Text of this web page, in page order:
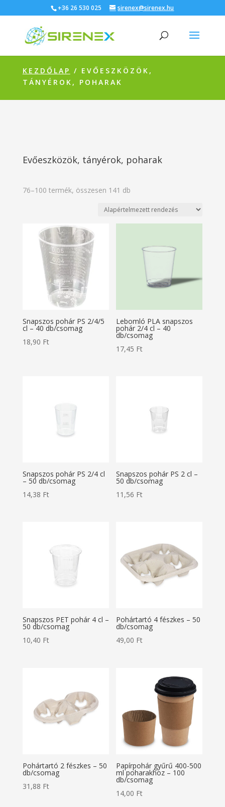
+36 26 530 025 sirenex@sirenex.hu
KEZDŐLAP / EVŐESZKÖZÖK,
TÁNYÉROK, POHARAK
Evőeszközök, tányérok, poharak
76–100 termék, összesen 141 db
Snapszos pohár PS 2/4/5
cl – 40 db/csomag
18,90 Ft
Lebomló PLA snapszos
pohár 2/4 cl – 40
db/csomag
17,45 Ft
Snapszos pohár PS 2/4 cl
– 50 db/csomag
14,38 Ft
Snapszos pohár PS 2 cl –
50 db/csomag
11,56 Ft
Snapszos PET pohár 4 cl –
50 db/csomag
10,40 Ft
Pohártartó 4 fészkes – 50
db/csomag
49,00 Ft
Pohártartó 2 fészkes – 50
db/csomag
31,88 Ft
Papírpohár gyűrű 400-500
ml poharakhoz – 100
db/csomag
14,00 Ft